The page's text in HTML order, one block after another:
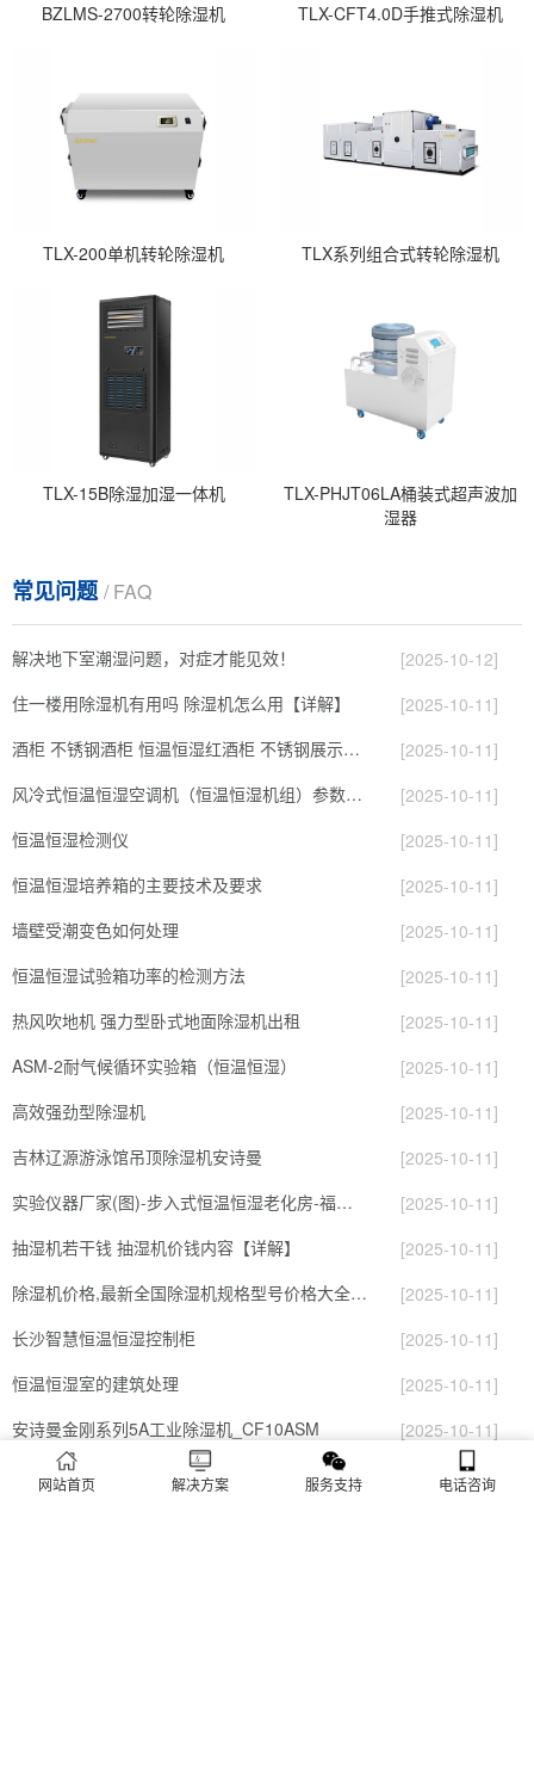
BZLMS-2700转轮除湿机 TLX-CFT4.0D手推式除湿机
TLX-200单机转轮除湿机 TLX系列组合式转轮除湿机
TLX-15B除湿加湿一体机
TLX-PHJT06LA桶装式超声波加
湿器
常见问题/ FAQ
解决地下室潮湿问题，对症才能见效！
[2025-10-12]
住一楼用除湿机有用吗 除湿机怎么用【详解】
[2025-10-11]
酒柜 不锈钢酒柜 恒温恒湿红酒柜 不锈钢展示柜 定制酒柜
[2025-10-11]
风冷式恒温恒湿空调机（恒温恒湿机组）参数与选型.doc
[2025-10-11]
恒温恒湿检测仪
[2025-10-11]
恒温恒湿培养箱的主要技术及要求
[2025-10-11]
墙壁受潮变色如何处理
[2025-10-11]
恒温恒湿试验箱功率的检测方法
[2025-10-11]
热风吹地机 强力型卧式地面除湿机出租
[2025-10-11]
ASM-2耐气候循环实验箱（恒温恒湿）
[2025-10-11]
高效强劲型除湿机
[2025-10-11]
吉林辽源游泳馆吊顶除湿机安诗曼
[2025-10-11]
实验仪器厂家(图)-步入式恒温恒湿老化房-福建老化房
[2025-10-11]
抽湿机若干钱 抽湿机价钱内容【详解】
[2025-10-11]
除湿机价格,最新全国除湿机规格型号价格大全-造价通.doc
[2025-10-11]
长沙智慧恒温恒湿控制柜
[2025-10-11]
恒温恒湿室的建筑处理
[2025-10-11]
安诗曼金刚系列5A工业除湿机_CF10ASM
[2025-10-11]
除湿机与空调除湿功能大比拼？大空间除湿机EraClean Sunshine使用测评
[2025-10-11]
网站首页 解决方案 服务支持 电话咨询